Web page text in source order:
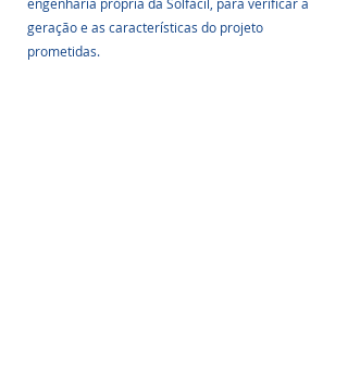
engenharia própria da Solfácil, para verificar a
geração e as características do projeto
prometidas.